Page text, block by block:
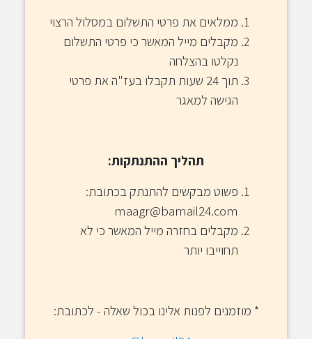
ממלאים את פרטי התשלום במסלול הרצוי
מקבלים מייל המאשר כי פרטי התשלום
נקלטו בהצלחה
תוך 24 שעות תקבלו בעז"ה את פרטי
הגישה למאגר
תהליך ההתנתקות:
פשוט מבקשים להתנתק בכתובת:
maagr@bamail24.com
מקבלים בחזרה מייל המאשר כי לא
תחוייבו יותר
* מוזמנים לפנות אלינו בכול שאלה - לכתובת: